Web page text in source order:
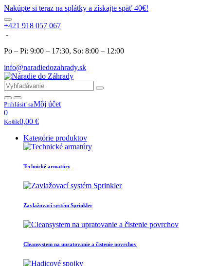
Nakúpte si teraz na splátky a získajte späť 40€!
+421 918 057 067
-
Po – Pi: 9:00 – 17:30, So: 8:00 – 12:00
info@naradiedozahrady.sk
Prihlásiť saMôj účet
0
Košík0,00 €
Kategórie produktov
Technické armatúry
Zavlažovací systém Sprinkler
Cleansystem na upratovanie a čistenie povrchov